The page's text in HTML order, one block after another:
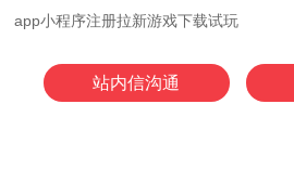
app小程序注册拉新游戏下载试玩
站内信沟通